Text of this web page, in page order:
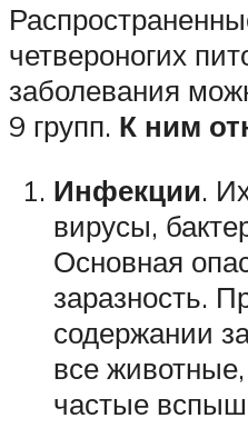
четвероногих
заболевания
9 групп. К ним
Инфекции.
вирусы,
Основная
заразность.
содержании
все
частые